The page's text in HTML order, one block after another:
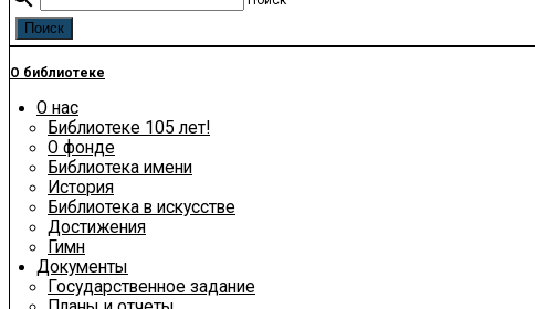
О библиотеке
О нас
Библиотеке 105 лет!
О фонде
Библиотека имени
История
Библиотека в искусстве
Достижения
Гимн
Документы
Государственное задание